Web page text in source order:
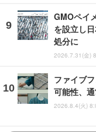
GMOペイ
を設立し
処分に
2026.7.31(金)
ファイブ
可能性、
2026.8.4(火)